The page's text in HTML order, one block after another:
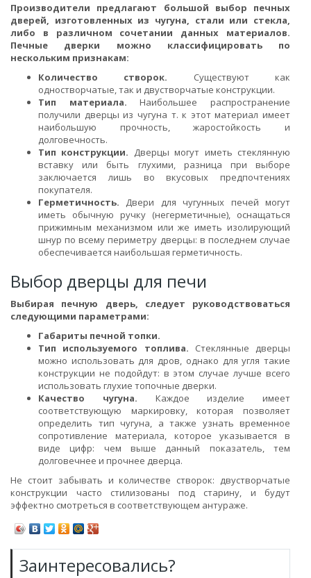
Производители предлагают большой выбор печных
дверей, изготовленных из чугуна, стали или стекла,
либо в различном сочетании данных материалов.
Печные дверки можно классифицировать по
нескольким признакам:
Количество створок. Существуют как
одностворчатые, так и двустворчатые конструкции.
Тип материала. Наибольшее распространение
получили дверцы из чугуна т. к этот материал имеет
наибольшую прочность, жаростойкость и
долговечность.
Тип конструкции. Дверцы могут иметь стеклянную
вставку или быть глухими, разница при выборе
заключается лишь во вкусовых предпочтениях
покупателя.
Герметичность. Двери для чугунных печей могут
иметь обычную ручку (негерметичные), оснащаться
прижимным механизмом или же иметь изолирующий
шнур по всему периметру дверцы: в последнем случае
обеспечивается наибольшая герметичность.
Выбор дверцы для печи
Выбирая печную дверь, следует руководствоваться
следующими параметрами:
Габариты печной топки.
Тип используемого топлива. Стеклянные дверцы
можно использовать для дров, однако для угля такие
конструкции не подойдут: в этом случае лучше всего
использовать глухие топочные дверки.
Качество чугуна. Каждое изделие имеет
соответствующую маркировку, которая позволяет
определить тип чугуна, а также узнать временное
сопротивление материала, которое указывается в
виде цифр: чем выше данный показатель, тем
долговечнее и прочнее дверца.
Не стоит забывать и количестве створок: двустворчатые
конструкции часто стилизованы под старину, и будут
эффектно смотреться в соответствующем антураже.
Заинтересовались?